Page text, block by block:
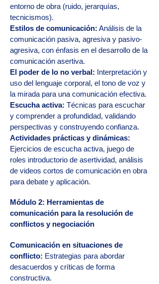
entorno de obra (ruido, jerarquías,
tecnicismos).
Estilos de comunicación: Análisis de la
comunicación pasiva, agresiva y pasivo-
agresiva, con énfasis en el desarrollo de la
comunicación asertiva.
El poder de lo no verbal: Interpretación y
uso del lenguaje corporal, el tono de voz y
la mirada para una comunicación efectiva.
Escucha activa: Técnicas para escuchar
y comprender a profundidad, validando
perspectivas y construyendo confianza.
Actividades prácticas y dinámicas:
Ejercicios de escucha activa, juego de
roles introductorio de asertividad, análisis
de videos cortos de comunicación en obra
para debate y aplicación.
Módulo 2: Herramientas de
comunicación para la resolución de
conflictos y negociación
Comunicación en situaciones de
conflicto: Estrategias para abordar
desacuerdos y críticas de forma
constructiva.